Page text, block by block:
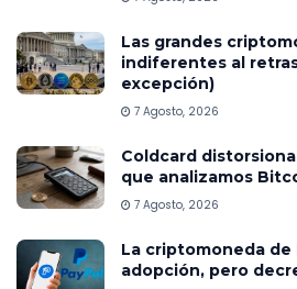
Las grandes
indiferentes al
excepción)
7 Agosto, 2026
Coldcard
que analizamos
7 Agosto, 2026
La criptomoneda de
adopción, pero